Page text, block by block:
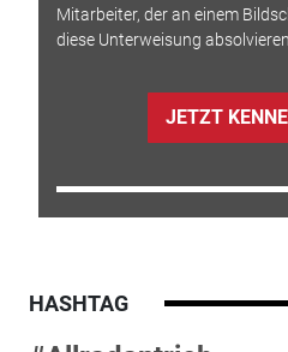
Mitarbeiter, der an einem
diese Unterweisung absolvieren.
JETZT
HASHTAG